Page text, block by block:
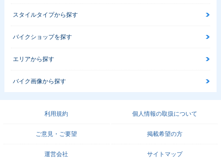
スタイルタイプから探す
バイクショップを探す
エリアから探す
バイク画像から探す
利用規約 個人情報の取扱について
ご意見・ご要望 掲載希望の方
運営会社 サイトマップ